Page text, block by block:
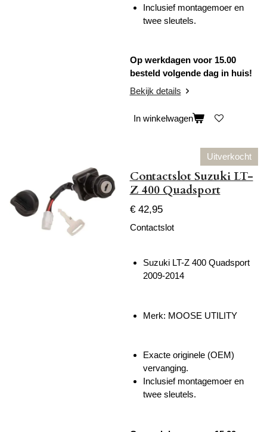
Inclusief montagemoer en
twee sleutels.
Op werkdagen voor 15.00
besteld volgende dag in huis!
Bekijk details
In winkelwagen
Uitverkocht
Contactslot Suzuki LT-
Z 400 Quadsport
€ 42,95
Contactslot
Suzuki LT-Z 400 Quadsport
2009-2014
Merk: MOOSE UTILITY
Exacte originele (OEM)
vervanging.
Inclusief montagemoer en
twee sleutels.